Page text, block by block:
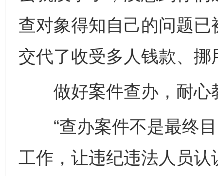
查对象得知自己的问题
交代了收受多人钱款、
做好案件查办，耐心
“查办案件不是最终目
工作，让违纪违法人员